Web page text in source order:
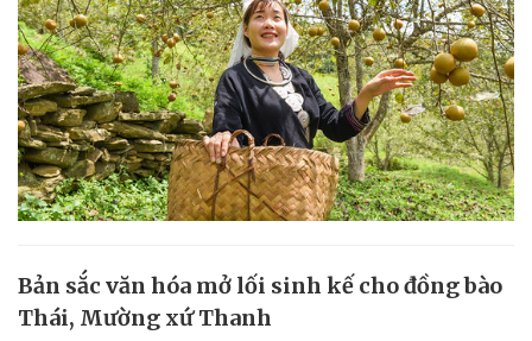
Bản sắc văn hóa mở lối sinh kế cho đồng bào
Thái, Mường xứ Thanh